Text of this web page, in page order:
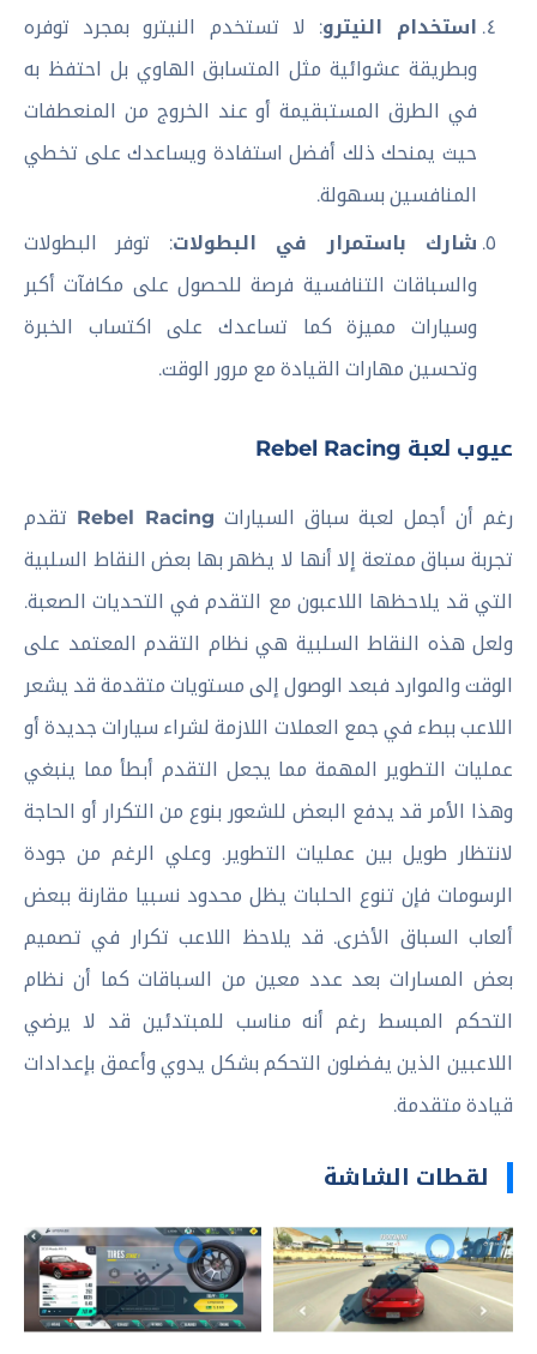
استخدام النيترو: لا تستخدم النيترو بمجرد توفره
وبطريقة عشوائية مثل المتسابق الهاوي بل احتفظ به
في الطرق المستبقيمة أو عند الخروج من المنعطفات
حيث يمنحك ذلك أفضل استفادة ويساعدك على تخطي
المنافسين بسهولة.
شارك باستمرار في البطولات: توفر البطولات
والسباقات التنافسية فرصة للحصول على مكافآت أكبر
وسيارات مميزة كما تساعدك على اكتساب الخبرة
وتحسين مهارات القيادة مع مرور الوقت.
عيوب لعبة Rebel Racing
رغم أن أجمل لعبة سباق السيارات Rebel Racing تقدم
تجربة سباق ممتعة إلا أنها لا يظهر بها بعض النقاط السلبية
التي قد يلاحظها اللاعبون مع التقدم في التحديات الصعبة.
ولعل هذه النقاط السلبية هي نظام التقدم المعتمد على
الوقت والموارد فبعد الوصول إلى مستويات متقدمة قد يشعر
اللاعب ببطء في جمع العملات اللازمة لشراء سيارات جديدة أو
عمليات التطوير المهمة مما يجعل التقدم أبطأ مما ينبغي
وهذا الأمر قد يدفع البعض للشعور بنوع من التكرار أو الحاجة
لانتظار طويل بين عمليات التطوير. وعلي الرغم من جودة
الرسومات فإن تنوع الحلبات يظل محدود نسبيا مقارنة ببعض
ألعاب السباق الأخرى. قد يلاحظ اللاعب تكرار في تصميم
بعض المسارات بعد عدد معين من السباقات كما أن نظام
التحكم المبسط رغم أنه مناسب للمبتدئين قد لا يرضي
اللاعبين الذين يفضلون التحكم بشكل يدوي وأعمق بإعدادات
قيادة متقدمة.
لقطات الشاشة